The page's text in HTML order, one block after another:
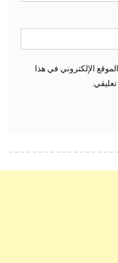
الإلكتروني في هذا